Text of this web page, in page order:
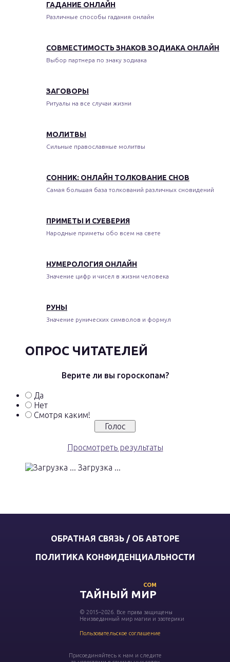
ГАДАНИЕ ОНЛАЙН
Различные способы гадания онлайн
СОВМЕСТИМОСТЬ ЗНАКОВ ЗОДИАКА ОНЛАЙН
Выбор партнера по знаку зодиака
ЗАГОВОРЫ
Ритуалы на все случаи жизни
МОЛИТВЫ
Сильные православные молитвы
СОННИК: ОНЛАЙН ТОЛКОВАНИЕ СНОВ
Самая большая база толкований различных сновидений
ПРИМЕТЫ И СУЕВЕРИЯ
Народные приметы обо всем на свете
НУМЕРОЛОГИЯ ОНЛАЙН
Значение цифр и чисел в жизни человека
РУНЫ
Значение рунических символов и формул
ОПРОС ЧИТАТЕЛЕЙ
Верите ли вы гороскопам?
Да
Нет
Смотря каким!
Просмотреть результаты
Загрузка ...
ОБРАТНАЯ СВЯЗЬ / ОБ АВТОРЕ
ПОЛИТИКА КОНФИДЕНЦИАЛЬНОСТИ
ТАЙНЫЙ МИР
COM
© 2015–2026. Все права защищены
Неизведанный мир магии и эзотерики
Пользовательское соглашение
Присоединяйтесь к нам и следите